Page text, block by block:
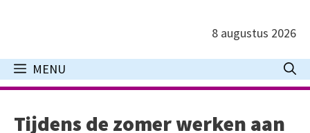
inhoud
8 augustus 2026
MENU
Tijdens de zomer werken aan